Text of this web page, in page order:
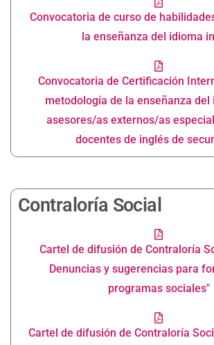
Convocatoria de curso de
la enseñanza del idioma
Convocatoria de Certificación
metodología de la enseñanza del
asesores/as externos/as
docentes de inglés de
Contraloría Social
Cartel de difusión de Contraloría
Denuncias y sugerencias para
programas sociales"
Cartel de difusión de Contraloría